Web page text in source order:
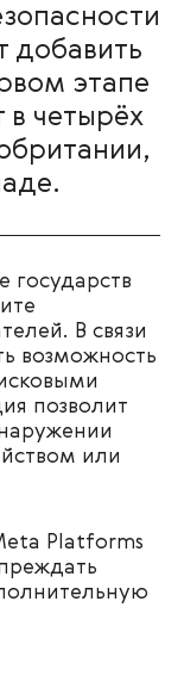
добавить
этапе
в четырёх
государств
В связи
возможность
позволит
или
Platforms